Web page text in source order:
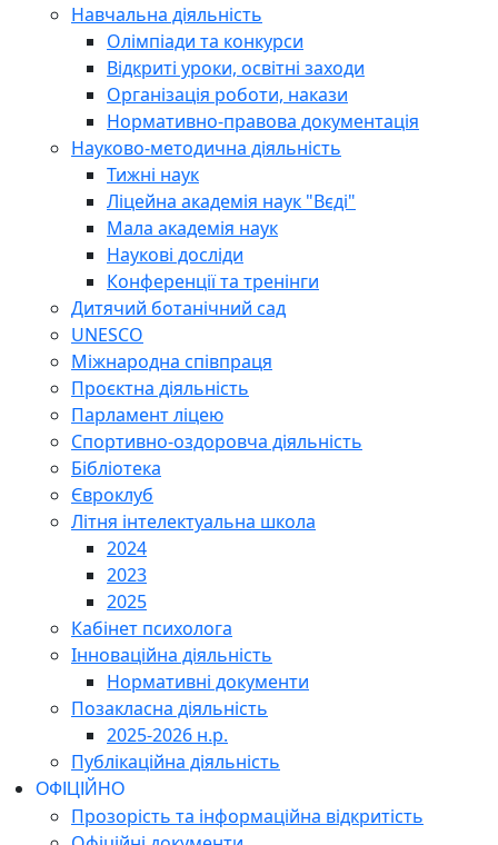
Навчальна діяльність
Олімпіади та конкурси
Відкриті уроки, освітні заходи
Організація роботи, накази
Нормативно-правова документація
Науково-методична діяльність
Тижні наук
Ліцейна академія наук "Вєді"
Мала академія наук
Наукові досліди
Конференції та тренінги
Дитячий ботанічний сад
UNESCO
Міжнародна співпраця
Проєктна діяльність
Парламент ліцею
Спортивно-оздоровча діяльність
Бібліотека
Євроклуб
Літня інтелектуальна школа
2024
2023
2025
Кабінет психолога
Інноваційна діяльність
Нормативні документи
Позакласна діяльність
2025-2026 н.р.
Публікаційна діяльність
ОФІЦІЙНО
Прозорість та інформаційна відкритість